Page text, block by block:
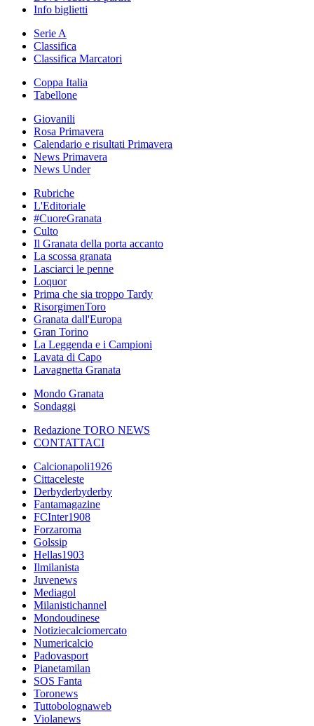
Info biglietti
Serie A
Classifica
Classifica Marcatori
Coppa Italia
Tabellone
Giovanili
Rosa Primavera
Calendario e risultati Primavera
News Primavera
News Under
Rubriche
L'Editoriale
#CuoreGranata
Culto
Il Granata della porta accanto
La scossa granata
Lasciarci le penne
Loquor
Prima che sia troppo Tardy
RisorgimenToro
Granata dall'Europa
Gran Torino
La Leggenda e i Campioni
Lavata di Capo
Lavagnetta Granata
Mondo Granata
Sondaggi
Redazione TORO NEWS
CONTATTACI
Calcionapoli1926
Cittaceleste
Derbyderbyderby
Fantamagazine
FCInter1908
Forzaroma
Golssip
Hellas1903
Ilmilanista
Juvenews
Mediagol
Milanistichannel
Mondoudinese
Notiziecalciomercato
Numericalcio
Padovasport
Pianetamilan
SOS Fanta
Toronews
Tuttobolognaweb
Violanews